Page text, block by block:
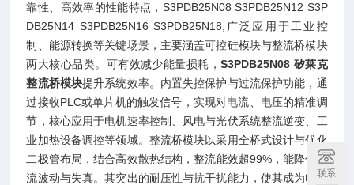
靠性、高效率的性能特点，S3PDB25N08 S3PDB25N12 S3P
DB25N14 S3PDB25N16 S3PDB25N18,广泛应用于工业控
制、能源转换等关键场景，主要涵盖可控硅模块与整流桥模块
两大核心品类。可有效减少能量损耗，S3PDB25N08 矽莱克
整流桥模块提升系统效率。内置失控保护与过流保护功能，通
过接收PLC或单片机的触发信号，实现对电流、电压的精准调
节，核心应用于电机速率控制、风电与光伏系统整流逆变、工
业加热设备调控等领域。整流桥模块以采用全桥式设计与优化
二极管布局，结合高效散热结构，整流能效超99%，能降低电
流波动与失真。其突出的耐压性与抗干扰能力，使其成为电源联系